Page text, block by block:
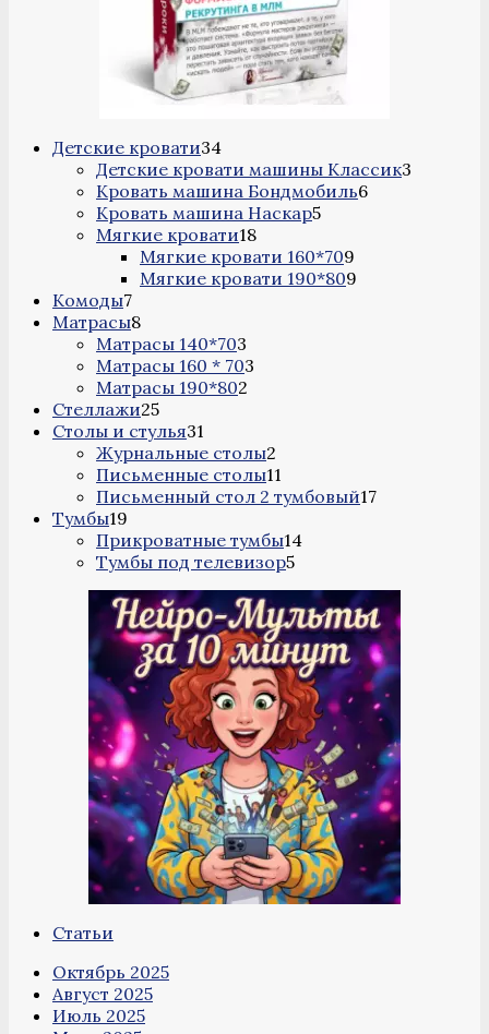
Детские кровати3434
товара
Детские кровати машины Классик3
Кровать машина Бондмобиль66
Кровать машина Наскар55
Мягкие кровати1818
товаров
Мягкие кровати 160*709
товаров
Мягкие кровати 190*809
Комоды77
товаров
Матрасы88
товаров
Матрасы 140*703
товара
Матрасы 160 * 703
Матрасы 190*802
Стеллажи2525
товаров
Столы и стулья31
товар
Журнальные столы2
товара
Письменные столы11
товаров
Письменный стол 2 тумбовый1717
Тумбы19
товаров
Прикроватные тумбы1414
Тумбы под телевизор55
Статьи
Октябрь 2025
Август 2025
Июль 2025